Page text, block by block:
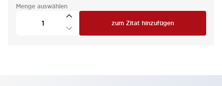
Menge auswählen
zum Zitat hinzufügen